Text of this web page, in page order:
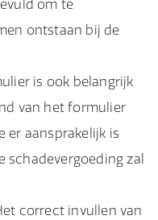
om te
ontstaan bij de
is ook belangrijk
van het formulier
er aansprakelijk is
schadevergoeding zal
correct invullen van